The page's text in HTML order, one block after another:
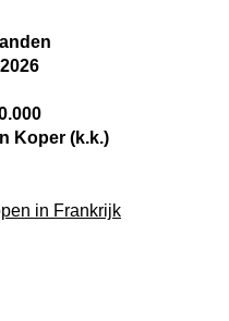
Koper (k.k.)
in Frankrijk